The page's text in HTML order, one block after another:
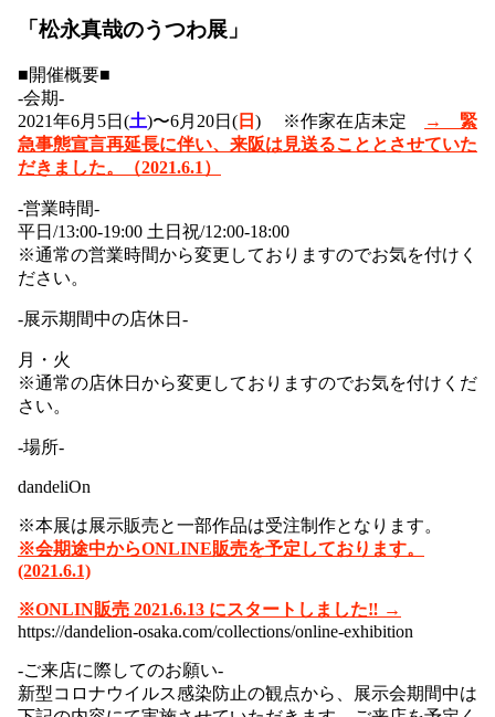
「松永真哉のうつわ展」
■開催概要■
-会期-
2021年6月5日(土)〜6月20日( 日 ) ※作家在店未定
→ 緊
急事態宣言再延長に伴い、来阪は見送ることとさせていた
だきました。（2021.6.1）
-営業時間-
平日/13:00-19:00 土日祝/12:00-18:00
※通常の営業時間から変更しておりますのでお気を付けく
ださい。
-展示期間中の店休日-
月・火
※通常の店休日から変更しておりますのでお気を付けくだ
さい。
-場所-
dandeliOn
※本展は展示販売と一部作品は受注制作となります。
※会期途中からONLINE販売を予定しております。
(2021.6.1)
※ONLIN販売 2021.6.13 にスタートしました‼ →
https://dandelion-osaka.com/collections/online-exhibition
-ご来店に際してのお願い-
新型コロナウイルス感染防止の観点から、展示会期間中は